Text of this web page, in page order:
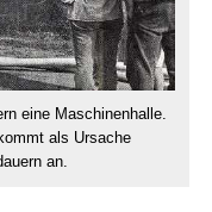
eine Maschinenhalle.
als Ursache
an.